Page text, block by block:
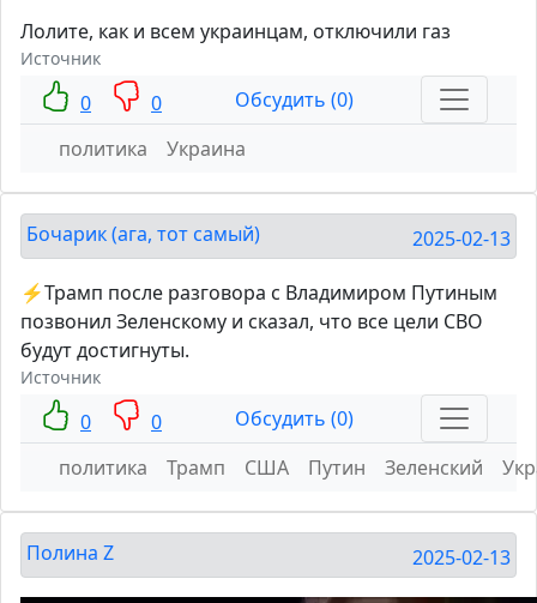
Лолите, как и всем украинцам, отключили газ
Источник
0 0
Обсудить (0)
политика
Украина
Бочарик (ага, тот самый) 2025-02-13
⚡️Трамп после разговора с Владимиром Путиным
позвонил Зеленскому и сказал, что все цели СВО
будут достигнуты.
Источник
0 0
Обсудить (0)
политика
Трамп США Путин Зеленский
Полина Z 2025-02-13